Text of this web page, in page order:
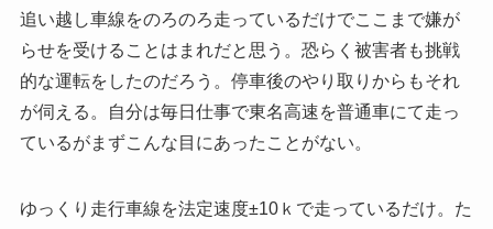
追い越し車線をのろのろ走っているだけでここまで嫌が
らせを受けることはまれだと思う。恐らく被害者も挑戦
的な運転をしたのだろう。停車後のやり取りからもそれ
が伺える。自分は毎日仕事で東名高速を普通車にて走っ
ているがまずこんな目にあったことがない。
ゆっくり走行車線を法定速度±10ｋで走っているだけ。た